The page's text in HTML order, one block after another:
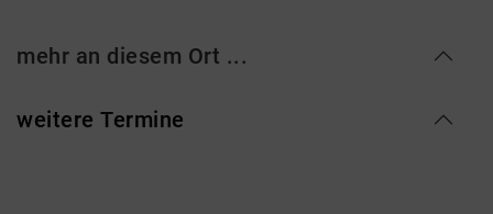
mehr an diesem Ort ...
weitere Termine